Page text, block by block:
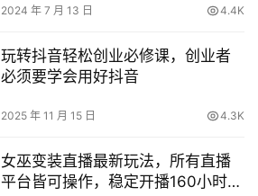
2024 年 7 月 13 日 4.4K
玩转抖音轻松创业必修课，创业者
必须要学会用好抖音
2025 年 11 月 15 日 4.3K
女巫变装直播最新玩法，所有直播
平台皆可操作，稳定开播160小时无